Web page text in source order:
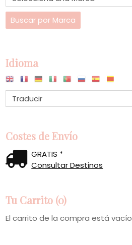
Idioma
Costes de Envío
GRATIS *
Consultar Destinos
Tu Carrito (0)
El carrito de la compra está vacío